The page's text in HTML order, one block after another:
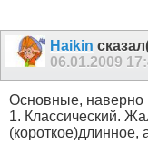
Haikin
06.01.2009
Основные, наверно
1. Классический.
(короткое)длинное,